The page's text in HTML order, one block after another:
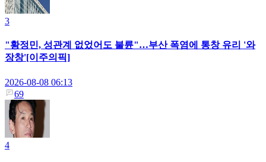
3
"황정민, 성관계 없었어도 불륜"…부산 폭염에 통창 유리 '와
장창'[이주의픽]
2026-08-08 06:13
69
4